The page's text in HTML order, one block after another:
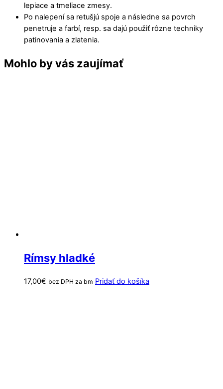
lepiace a tmeliace zmesy.
Po nalepení sa retušjú spoje a následne sa povrch
penetruje a farbí, resp. sa dajú použiť rôzne techniky
patinovania a zlatenia.
Mohlo by vás zaujímať
Rímsy hladké
17,00€ bez DPH za bm Pridať do košíka